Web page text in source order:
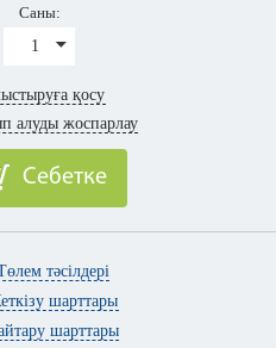
Саны:
1
қосу
алуды жоспарлау
Себетке
тәсілдері
шарттары
шарттары